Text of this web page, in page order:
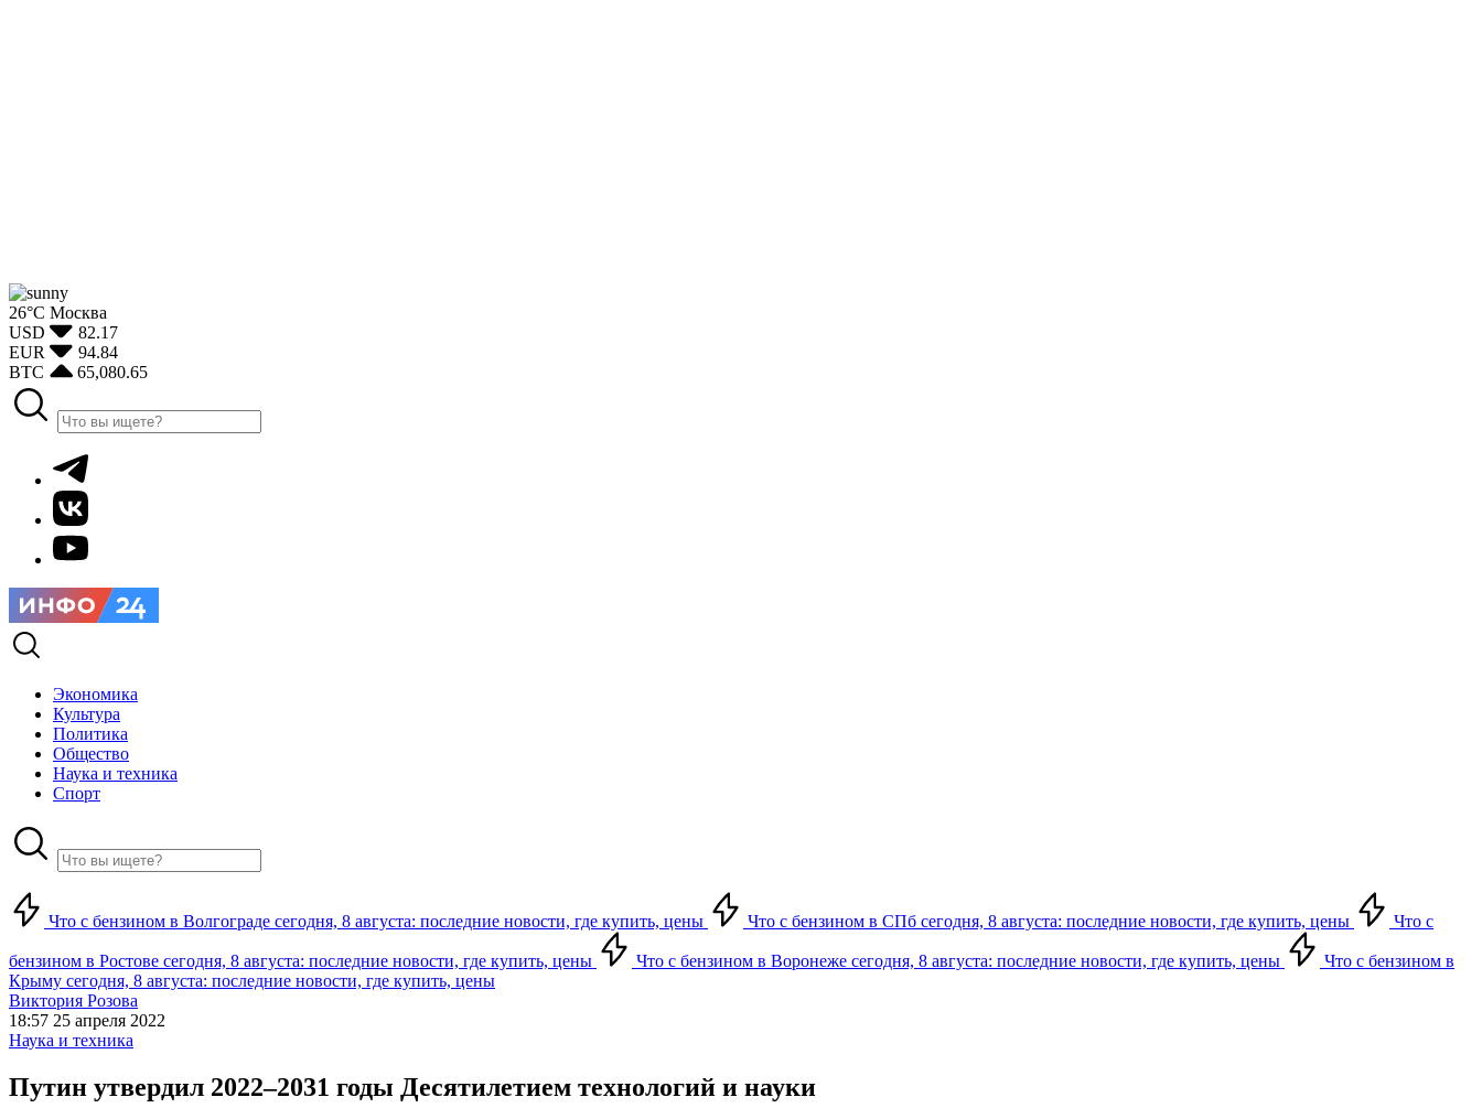
26°С Москва
USD
82.17
EUR
94.84
BTC
65,080.65
Экономика
Культура
Политика
Общество
Наука и техника
Спорт
Что с бензином в Волгограде сегодня, 8 августа: последние новости, где купить, цены Что с бензином в СПб сегодня, 8 августа: последние новости, где купить, цены Что с
бензином в Ростове сегодня, 8 августа: последние новости, где купить, цены Что с бензином в Воронеже сегодня, 8 августа: последние новости, где купить, цены
Что с бензином в
Крыму сегодня, 8 августа: последние новости, где купить, цены
Виктория Розова
18:57 25 апреля 2022
Наука и техника
Путин утвердил 2022–2031 годы Десятилетием технологий и науки